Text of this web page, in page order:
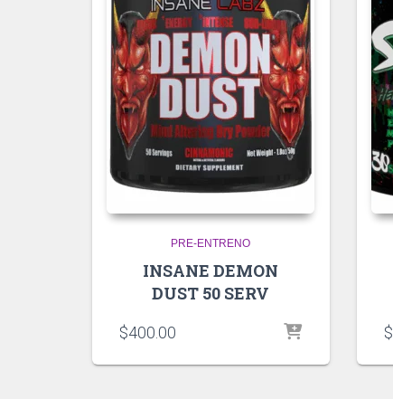
PRE-ENTRENO
INSANE DEMON
DUST 50 SERV
$400.00 $